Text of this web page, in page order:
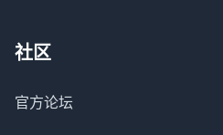
社区
官方论坛